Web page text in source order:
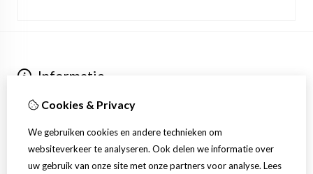
Informatie
Verzending
Extra
Klantenservice
Cookies & Privacy
We gebruiken cookies en andere technieken om
websiteverkeer te analyseren. Ook delen we informatie over
uw gebruik van onze site met onze partners voor analyse. Lees